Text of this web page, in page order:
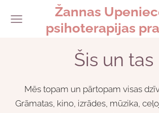
Žannas
psihoterapijas
Šis un tas
Mēs topam un pārtopam visas
Grāmatas, kino, izrādes, mūzika,